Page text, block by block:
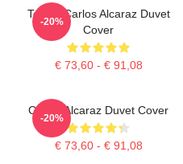
Tennis Carlos Alcaraz Duvet
Cover
€ 73,60 - € 91,08
-20%
Carlos Alcaraz Duvet Cover
€ 73,60 - € 91,08
-20%